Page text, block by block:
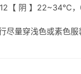
【 阴 】22~34℃，
量穿浅色或素色服